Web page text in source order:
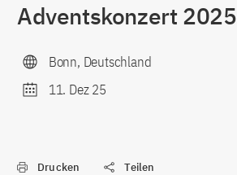
Adventskonzert 2025
Bonn, Deutschland
11. Dez 25
Drucken Teilen